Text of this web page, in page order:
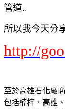
管道..
所以我今天分
http://
至於高雄石化廠
包括楠梓、高雄